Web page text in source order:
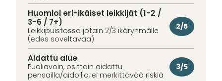
Huomioi eri-ikäiset leikkijät (1-2 /
3-6 / 7+)
Leikkipuistossa jotain 2/3 ikäryhmälle
(edes soveltavaa)
2/5
Aidattu alue
Puoliavoin, osittain aidattu
pensailla/aidoilla, ei merkittävää riskiä
3/5